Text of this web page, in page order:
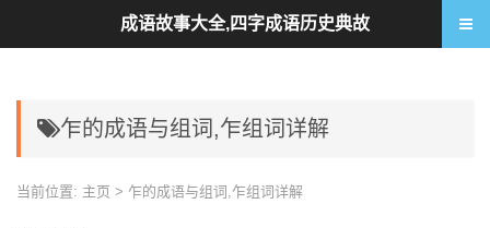
乍的成语与组词,乍组词详解
当前位置: 主页 > 乍的成语与组词,乍组词详解
成语故事大全,四字成语历史典故